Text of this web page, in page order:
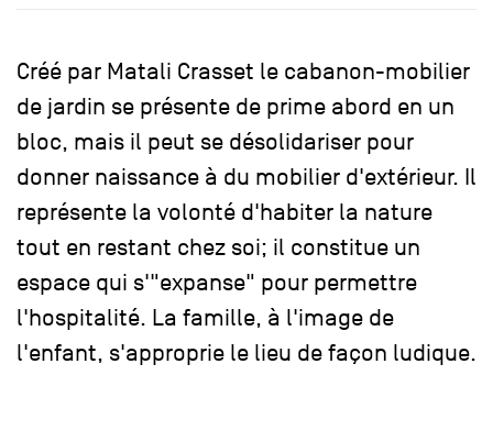
Créé par Matali Crasset le cabanon-mobilier
de jardin se présente de prime abord en un
bloc, mais il peut se désolidariser pour
donner naissance à du mobilier d'extérieur. Il
représente la volonté d'habiter la nature
tout en restant chez soi; il constitue un
espace qui s'"expanse" pour permettre
l'hospitalité. La famille, à l'image de
l'enfant, s'approprie le lieu de façon ludique.